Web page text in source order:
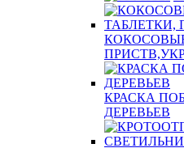
КРАСКА
ДЕРЕВЬЕВ